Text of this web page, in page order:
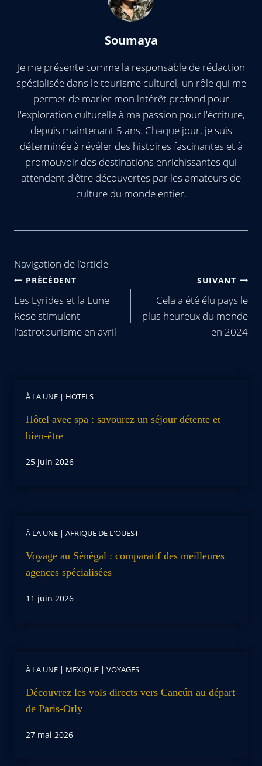
Soumaya
Je me présente comme la responsable de rédaction
spécialisée dans le tourisme culturel, un rôle qui me
permet de marier mon intérêt profond pour
l'exploration culturelle à ma passion pour l'écriture,
depuis maintenant 5 ans. Chaque jour, je suis
déterminée à révéler des histoires fascinantes et à
promouvoir des destinations enrichissantes qui
attendent d'être découvertes par les amateurs de
culture du monde entier.
Navigation de l’article
PRÉCÉDENT
Les Lyrides et la Lune
Rose stimulent
l'astrotourisme en avril
SUIVANT
Cela a été élu pays le
plus heureux du monde
en 2024
À LA UNE | HOTELS
Hôtel avec spa : savourez un séjour détente et
bien-être
25 juin 2026
À LA UNE | AFRIQUE DE L'OUEST
Voyage au Sénégal : comparatif des meilleures
agences spécialisées
11 juin 2026
À LA UNE | MEXIQUE | VOYAGES
Découvrez les vols directs vers Cancún au départ
de Paris-Orly
27 mai 2026